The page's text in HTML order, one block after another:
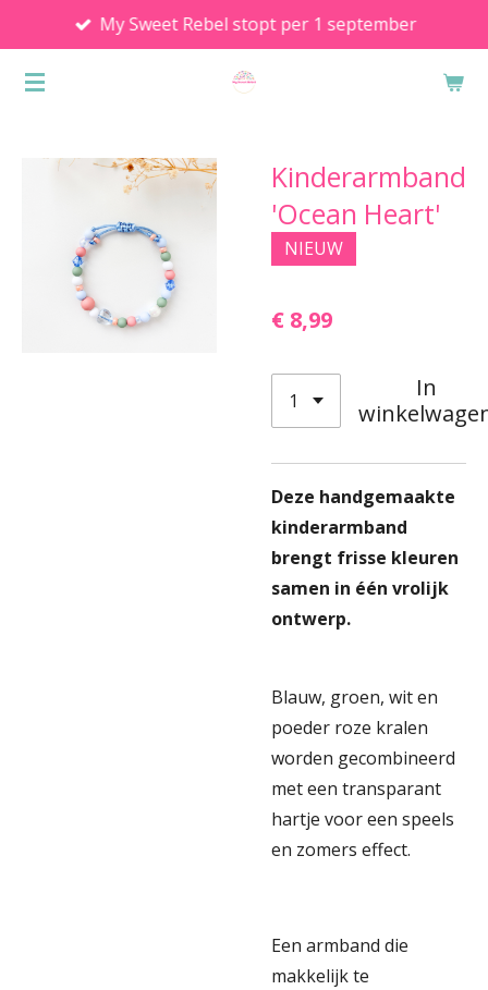
direct
naar
My Sweet Rebel stopt per 1 september
Kinderarmband
'Ocean Heart'
NIEUW
€ 8,99
In
Deze handgemaakte
kinderarmband
brengt frisse kleuren
samen in één vrolijk
ontwerp.
Blauw, groen, wit en
poeder roze kralen
worden gecombineerd
met een transparant
hartje voor een speels
en zomers effect.
Een armband die
makkelijk te